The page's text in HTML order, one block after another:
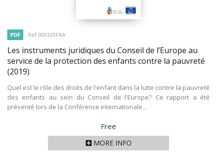
PDF Ref 000320FRA
Les instruments juridiques du Conseil de l’Europe au
service de la protection des enfants contre la pauvreté
(2019)
Quel est le rôle des droits de l'enfant dans la lutte contre la pauvreté
des enfants au sein du Conseil de l'Europe? Ce rapport a été
présenté lors de la Conférence internationale...
Price
Free
MORE INFO